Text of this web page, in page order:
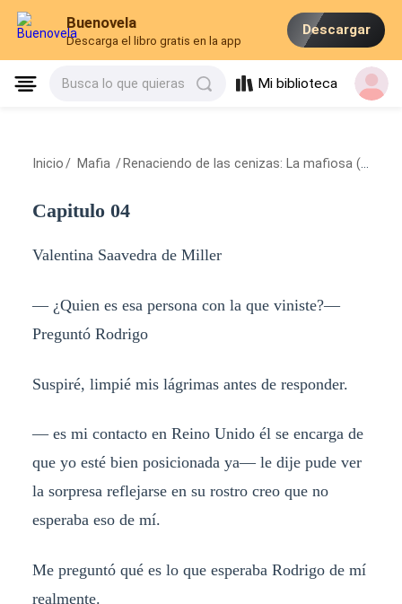
Buenovela
Descarga el libro gratis en la app
Descargar
Busca lo que quieras Mi biblioteca
Inicio / Mafia / Renaciendo de las cenizas: La mafiosa (libro 2)
Capitulo 04
Valentina Saavedra de Miller
— ¿Quien es esa persona con la que viniste?—
Preguntó Rodrigo
Suspiré, limpié mis lágrimas antes de responder.
— es mi contacto en Reino Unido él se encarga de
que yo esté bien posicionada ya— le dije pude ver
la sorpresa reflejarse en su rostro creo que no
esperaba eso de mí.
Me preguntó qué es lo que esperaba Rodrigo de mí
realmente.